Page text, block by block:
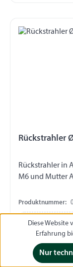
Rückstrahler
Rückstrahler in
M6 und Mutter
Produktnummer:
Preise
Jetzt
Diese Website
Erfahrung
Nur